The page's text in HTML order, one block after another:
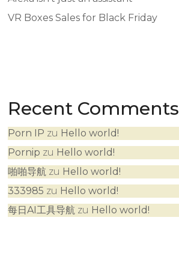
VR Boxes Sales for Black Friday
Recent Comments
Porn IP zu Hello world!
Pornip zu Hello world!
啪啪导航zu Hello world!
333985 zu Hello world!
每日AI工具导航zu Hello world!